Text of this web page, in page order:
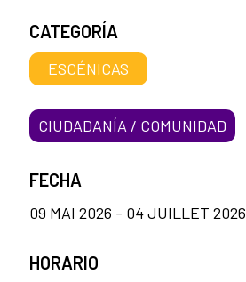
CATEGORÍA
ESCÉNICAS
CIUDADANÍA / COMUNIDAD
FECHA
09 MAI 2026 - 04 JUILLET 2026
HORARIO